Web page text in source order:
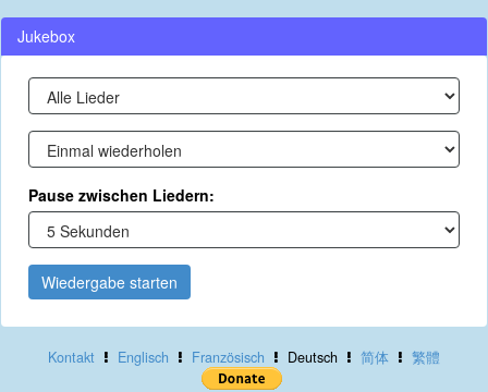
Jukebox
Pause zwischen Liedern:
Wiedergabe starten
Kontakt Englisch Französisch Deutsch 简体 繁體